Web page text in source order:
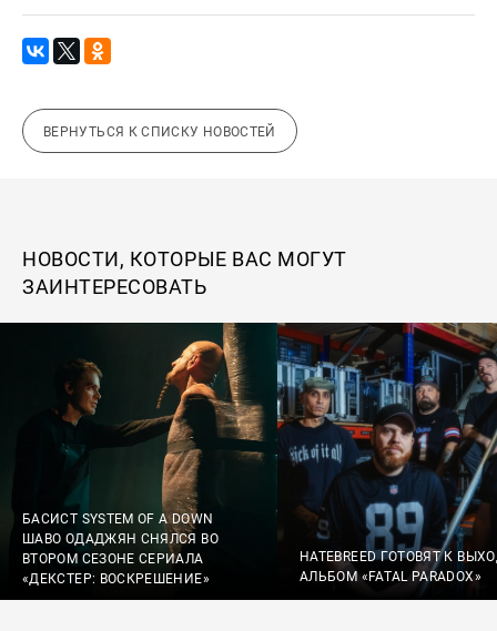
ВЕРНУТЬСЯ К СПИСКУ НОВОСТЕЙ
НОВОСТИ, КОТОРЫЕ ВАС МОГУТ
ЗАИНТЕРЕСОВАТЬ
БАСИСТ SYSTEM OF A DOWN
ШАВО ОДАДЖЯН СНЯЛСЯ ВО
ВТОРОМ СЕЗОНЕ СЕРИАЛА
«ДЕКСТЕР: ВОСКРЕШЕНИЕ»
HATEBREED ГОТОВЯТ К
АЛЬБОМ «FATAL PARADOX»